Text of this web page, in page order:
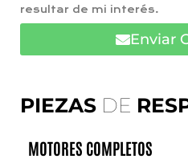
PIEZAS DE
MOTORES COMPLETOS
resultar de mi interés.
Enviar